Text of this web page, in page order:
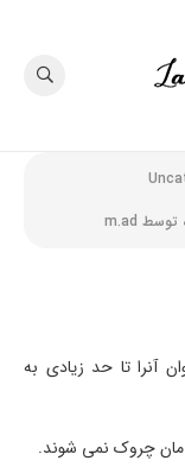
توسط m.ad
آنرا تا حد زیادی به
مان چروک نمی شوند.